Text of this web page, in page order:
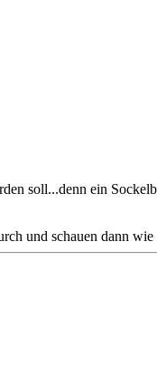
soll...denn ein
und schauen dann